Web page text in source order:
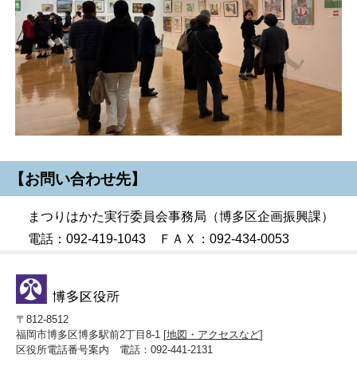
【お問い合わせ先】
まつりはかた実行委員会事務局（博多区企画振興課）
電話：092-419-1043 ＦＡＸ：092-434-0053
〒812-8512
福岡市博多区博多駅前2丁目8-1 [地図・アクセスなど]
区役所電話番号案内 電話：092-441-2131